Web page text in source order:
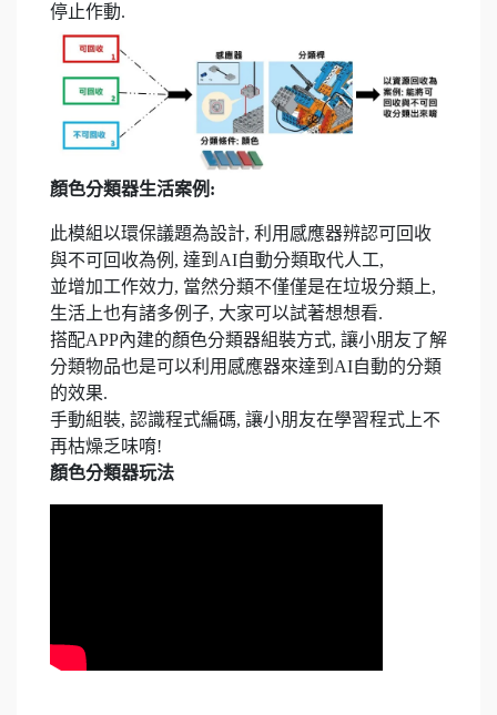
停止作動.
顏色分類器生活案例 :
此模組以環保議題為設計, 利用感應器辨認可回收
與不可回收為例, 達到AI自動分類取代人工,
並增加工作效力, 當然分類不僅僅是在垃圾分類上,
生活上也有諸多例子, 大家可以試著想想看.
搭配APP內建的顏色分類器組裝方式, 讓小朋友了解
分類物品也是可以利用感應器來達到AI自動的分類
的效果.
手動組裝, 認識程式編碼, 讓小朋友在學習程式上不
再枯燥乏味唷!
顏色分類器玩法